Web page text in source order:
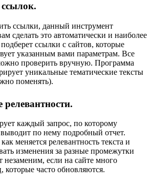
ссылки, данный инструмент
сделать это автоматически и наиболее
ссылки с сайтов, которые
указанным вами параметрам. Все
проверить вручную. Программа
уникальные тематические тексты
поменять).
релевантности.
каждый запрос, по которому
выводит по нему подробный отчет.
меняется релевантность текста и
изменения за разные промежутки
если на сайте много
часто обновляются.